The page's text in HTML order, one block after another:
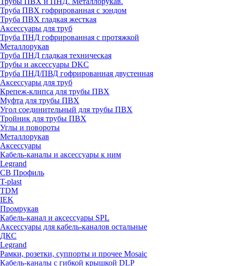
Труба ПВХ гофрированная с зондом
Труба ПВХ гладкая жесткая
Аксессуары для труб
Труба ПНД гофрированная с протяжкой
Металлорукав
Труба ПНД гладкая техническая
Трубы и аксессуары DKC
Труба ПНД/ПВД гофрированная двустенная
Аксессуары для труб
Крепеж-клипса для трубы ПВХ
Муфта для трубы ПВХ
Угол соединительный для трубы ПВХ
Тройник для трубы ПВХ
Углы и повороты
Металлорукав
Аксессуары
Кабель-каналы и аксессуары к ним
Legrand
СВ Профиль
T-plast
TDM
IEK
Промрукав
Кабель-канал и аксессуары SPL
Аксессуары для кабель-каналов остальные
ДКС
Legrand
Рамки, розетки, суппорты и прочее Mosaic
Кабель-каналы с гибкой крышкой DLP